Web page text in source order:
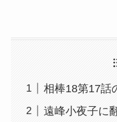
相棒18第17話
遠峰小夜子に